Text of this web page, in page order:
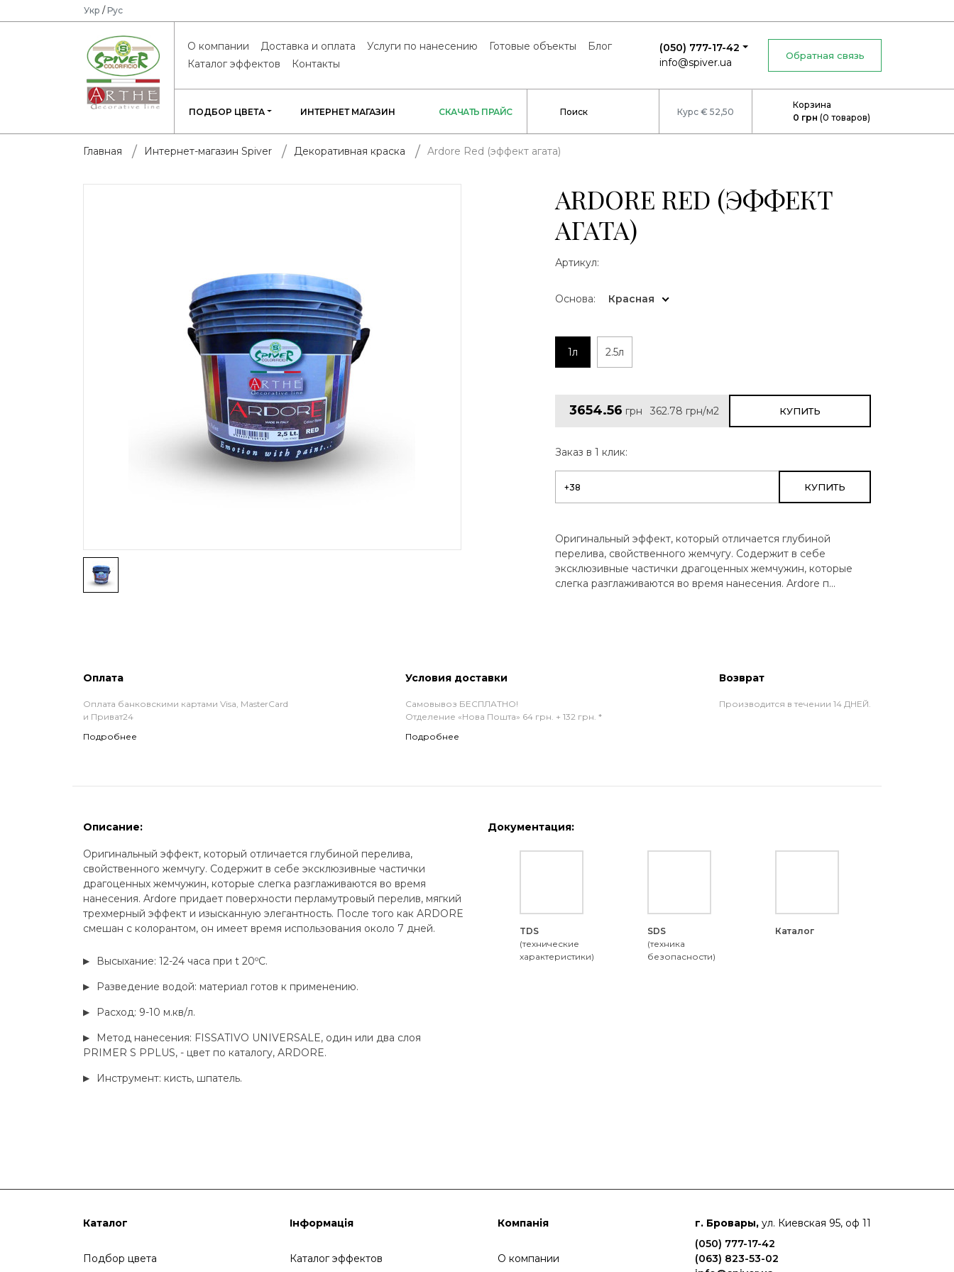
Укр / Рус
О компании Доставка и оплата Услуги по нанесению Готовые объекты
Блог
Каталог эффектов
Контакты
(050) 777-17-42
info@spiver.ua
Обратная связь
ПОДБОР ЦВЕТА ИНТЕРНЕТ МАГАЗИН СКАЧАТЬ ПРАЙС Курс € 52,50
Корзина
0 грн (0 товаров)
Главная Интернет-магазин Spiver Декоративная краска Ardore Red (эффект агата)
ARDORE RED (ЭФФЕКТ
АГАТА)
Артикул:
Основа: Красная
1л 2.5л
3654.56 грн 362.78 грн/м2 КУПИТЬ
Заказ в 1 клик:
КУПИТЬ
Оригинальный эффект, который отличается глубиной
перелива, свойственного жемчугу. Содержит в себе
эксклюзивные частички драгоценных жемчужин, которые
слегка разглаживаются во время нанесения. Ardore п...
Оплата
Оплата банковскими картами Visa, MasterCard
и Приват24
Подробнее
Условия доставки
Самовывоз БЕСПЛАТНО!
Отделение «Нова Пошта» 64 грн. + 132 грн. *
Подробнее
Возврат
Производится в течении 14 ДНЕЙ.
Описание:
Оригинальный эффект, который отличается глубиной перелива,
свойственного жемчугу. Содержит в себе эксклюзивные частички
драгоценных жемчужин, которые слегка разглаживаются во время
нанесения. Ardore придает поверхности перламутровый перелив, мягкий
трехмерный эффект и изысканную элегантность. После того как ARDORE
смешан с колорантом, он имеет время использования около 7 дней.
Высыхание: 12-24 часа при t 20ºC.
Разведение водой: материал готов к применению.
Расход: 9-10 м.кв/л.
Метод нанесения: FISSATIVO UNIVERSALE, один или два слоя
PRIMER S PPLUS, - цвет по каталогу, ARDORE.
Инструмент: кисть, шпатель.
Документация:
TDS
(технические
характеристики)
SDS
(техника
безопасности)
Каталог
Каталог
Подбор цвета
Інформація
Каталог эффектов
Компанія
О компании
г. Бровары,ул. Киевская 95, оф 11
(050) 777-17-42
(063) 823-53-02